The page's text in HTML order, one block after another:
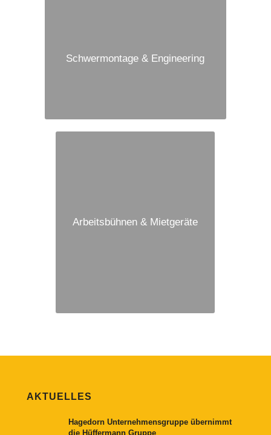
Schwermontage & Engineering
Arbeitsbühnen & Mietgeräte
AKTUELLES
Hagedorn Unternehmensgruppe übernimmt
die Hüffermann Gruppe